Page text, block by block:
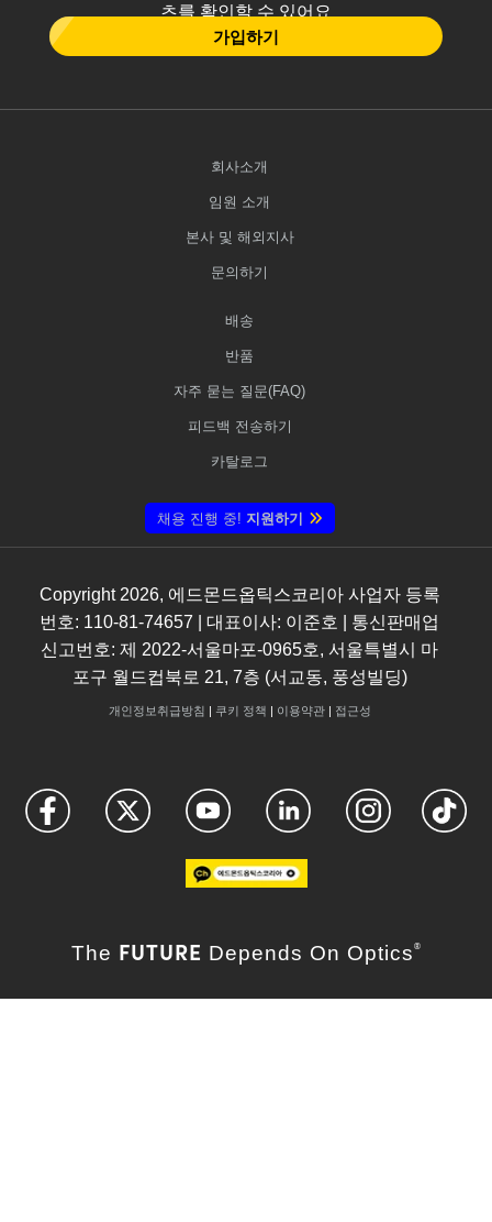
츠를 확인할 수 있어요
가입하기
회사소개
임원 소개
본사 및 해외지사
문의하기
배송
반품
자주 묻는 질문(FAQ)
피드백 전송하기
카탈로그
채용 진행 중! 지원하기
Copyright 2026, 에드몬드옵틱스코리아 사업자 등록
번호: 110-81-74657 | 대표이사: 이준호 | 통신판매업
신고번호: 제 2022-서울마포-0965호, 서울특별시 마
포구 월드컵북로 21, 7층 (서교동, 풍성빌딩)
개인정보취급방침 | 쿠키 정책 | 이용약관| 접근성
The FUTURE Depends On Optics ®